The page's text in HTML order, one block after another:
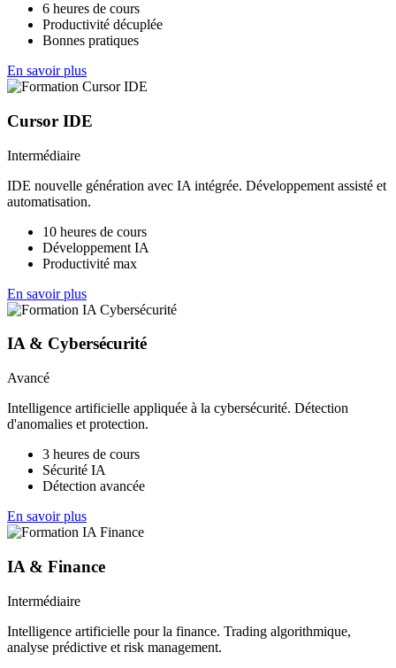
6 heures de cours
Productivité décuplée
Bonnes pratiques
En savoir plus
Cursor IDE
Intermédiaire
IDE nouvelle génération avec IA intégrée. Développement assisté et
automatisation.
10 heures de cours
Développement IA
Productivité max
En savoir plus
IA & Cybersécurité
Avancé
Intelligence artificielle appliquée à la cybersécurité. Détection
d'anomalies et protection.
3 heures de cours
Sécurité IA
Détection avancée
En savoir plus
IA & Finance
Intermédiaire
Intelligence artificielle pour la finance. Trading algorithmique,
analyse prédictive et risk management.